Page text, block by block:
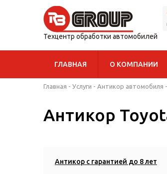
Техцентр обработки автомобилей
ГЛАВНАЯ О КОМПАНИИ
Главная - Услуги - Антикор автомобиля -
Антикор
Антикор с гарантией до 8 лет